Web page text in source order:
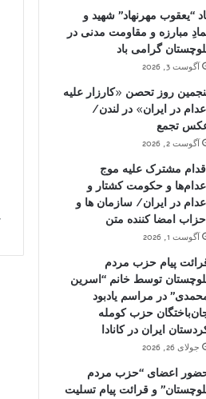
“یعقوب مهرنهاد” شهید و
مبارزه و مقاومت مدنی در
گرامی باد
آگوست 3, 2026
روز تحصن «کارزار علیه
در ایران» در لندن/
تجمع
آگوست 2, 2026
مشترک علیه موج
و حکومت کشتار و
در ایران/ سازمان ها و
امضا کننده متن
آگوست 1, 2026
پیام حزب مردم
توسط خانم “اسرین
در مراسم یادبود
حزب کومله
ایران در کانادا
جولای 26, 2026
اعضای “حزب مردم
و قرائت پیام تسلیت